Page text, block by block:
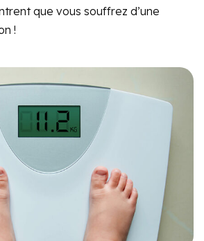
que vous souffrez d’une
!